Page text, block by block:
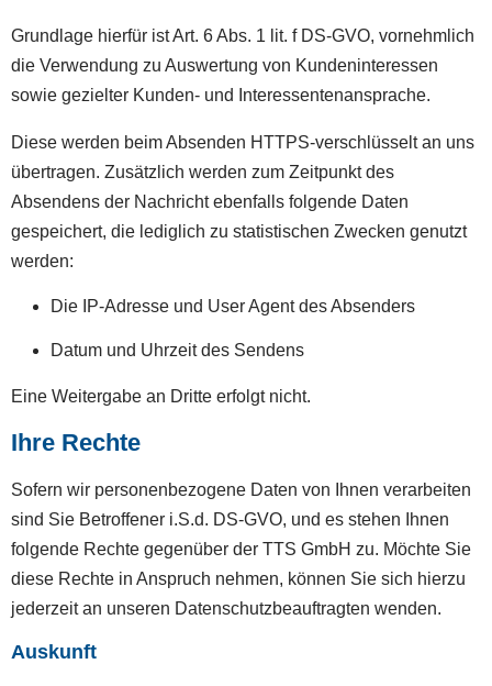
Grundlage hierfür ist Art. 6 Abs. 1 lit. f DS-GVO, vornehmlich
die Verwendung zu Auswertung von Kundeninteressen
sowie gezielter Kunden- und Interessentenansprache.
Diese werden beim Absenden HTTPS-verschlüsselt an uns
übertragen. Zusätzlich werden zum Zeitpunkt des
Absendens der Nachricht ebenfalls folgende Daten
gespeichert, die lediglich zu statistischen Zwecken genutzt
werden:
Die IP-Adresse und User Agent des Absenders
Datum und Uhrzeit des Sendens
Eine Weitergabe an Dritte erfolgt nicht.
Ihre Rechte
Sofern wir personenbezogene Daten von Ihnen verarbeiten
sind Sie Betroffener i.S.d. DS-GVO, und es stehen Ihnen
folgende Rechte gegenüber der TTS GmbH zu. Möchte Sie
diese Rechte in Anspruch nehmen, können Sie sich hierzu
jederzeit an unseren Datenschutzbeauftragten wenden.
Auskunft